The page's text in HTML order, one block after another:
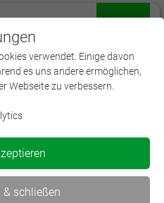
(DVA)
im privaten und
verwendet. Einige davon
es uns andere ermöglichen,
Webseite zu verbessern.
& schließen